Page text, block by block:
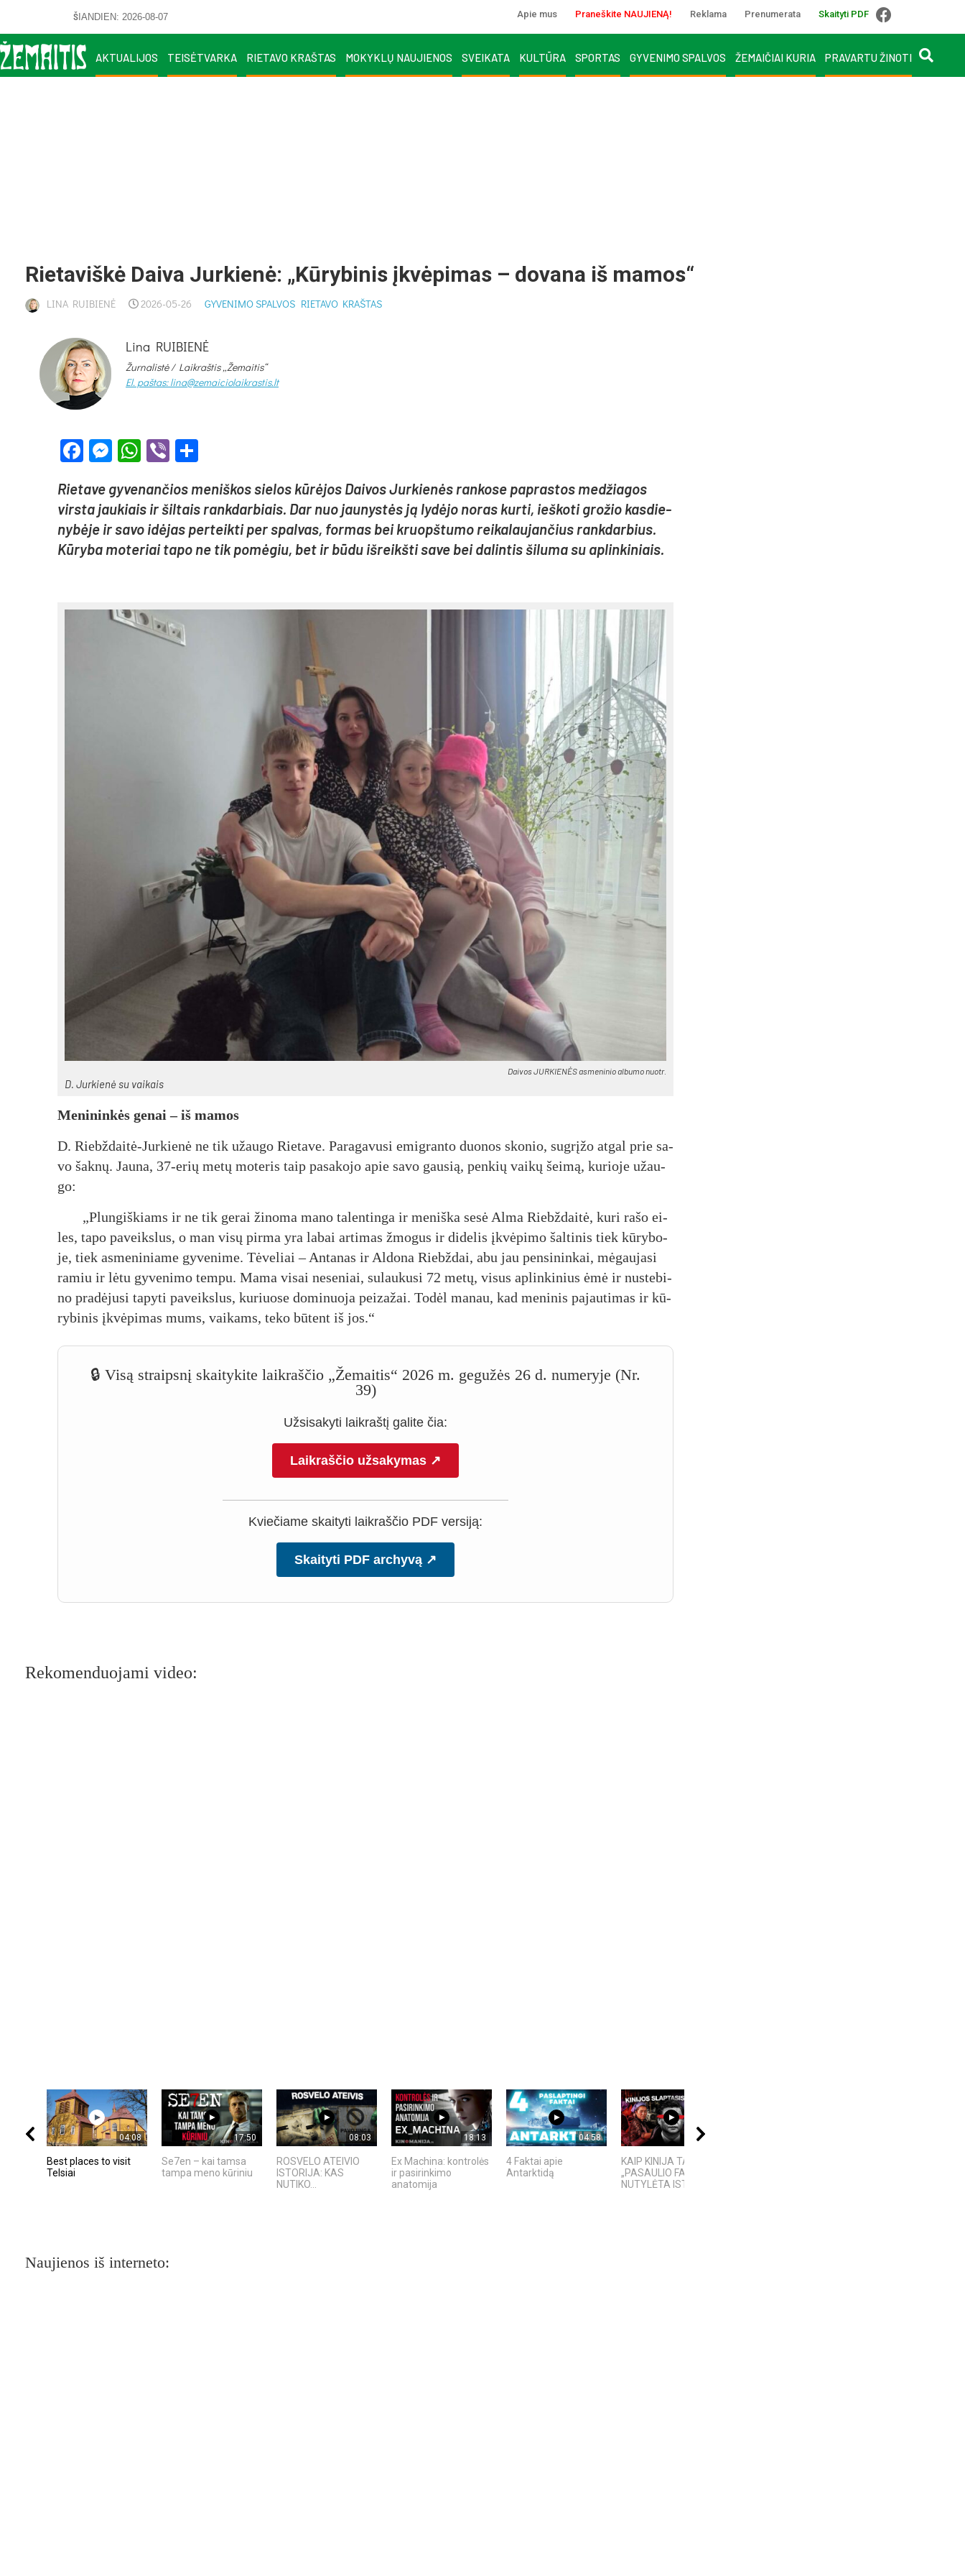
ŠIANDIEN: 2026-08-07 Apie mus Praneškite NAUJIENĄ! Reklama Prenumerata Skaityti PDF
AKTUALIJOS TEISĖTVARKA RIETAVO KRAŠTAS MOKYKLŲ NAUJIENOS SVEIKATA KULTŪRA SPORTAS GYVENIMO SPALVOS ŽEMAIČIAI KURIA PRAVARTU ŽINOTI
Rie­ta­viš­kė Dai­va Jur­kie­nė: „Kū­ry­bi­nis įkvė­pi­mas – do­va­na iš ma­mos“
LINA RUIBIENĖ 2026-05-26 GYVENIMO SPALVOS RIETAVO KRAŠTAS
Lina RUIBIENĖ
Žurnalistė / Laikraštis „Žemaitis“
El. paštas: lina@zemaiciolaikrastis.lt
Facebook
Messenger
WhatsApp
Viber
Rie­ta­ve gy­ve­nan­čios me­niš­kos sie­los kū­rė­jos Dai­vos Jur­kie­nės ran­ko­se pa­pras­tos me­džia­gos
virs­ta jau­kiais ir šil­tais rank­dar­biais. Dar nuo jau­nys­tės ją ly­dė­jo no­ras kur­ti, ieš­ko­ti gro­žio kas­die­
ny­bė­je ir sa­vo idė­jas per­teik­ti per spal­vas, for­mas bei kruopš­tu­mo rei­ka­lau­jan­čius rank­dar­bius.
Kū­ry­ba mo­te­riai ta­po ne tik po­mė­giu, bet ir bū­du iš­reikš­ti sa­ve bei da­lin­tis ši­lu­ma su ap­lin­ki­niais.
Dai­vos JUR­KIE­NĖS as­me­ni­nio al­bu­mo nuo­tr.
D. Jur­kie­nė su vai­kais
Me­ni­nin­kės ge­nai – iš ma­mos
D. Riebž­dai­tė-Jur­kie­nė ne tik užau­go Rie­ta­ve. Pa­ra­ga­vu­si emig­ran­to duo­nos sko­nio, su­grį­žo at­gal prie sa­
vo šak­nų. Jau­na, 37-erių me­tų mo­te­ris taip pa­sa­ko­jo apie sa­vo gau­sią, pen­kių vai­kų šei­mą, ku­rio­je užau­
go:
„Plun­giš­kiams ir ne tik ge­rai ži­no­ma ma­no ta­len­tin­ga ir me­niš­ka se­sė Al­ma Riebž­dai­tė, ku­ri ra­šo ei­
les, ta­po pa­veiks­lus, o man vi­sų pir­ma yra la­bai ar­ti­mas žmo­gus ir di­de­lis įkvė­pi­mo šal­ti­nis tiek kū­ry­bo­
je, tiek as­me­ni­nia­me gy­ve­ni­me. Tė­ve­liai – An­ta­nas ir Al­do­na Riebž­dai, abu jau pen­si­nin­kai, mė­gau­ja­si
ra­miu ir lė­tu gy­ve­ni­mo tem­pu. Ma­ma vi­sai ne­se­niai, su­lau­ku­si 72 me­tų, vi­sus ap­lin­ki­nius ėmė ir nu­ste­bi­
no pra­dė­ju­si ta­py­ti pa­veiks­lus, ku­riuo­se do­mi­nuo­ja pei­za­žai. To­dėl ma­nau, kad me­ni­nis pa­jau­ti­mas ir kū­
ry­bi­nis įkvė­pi­mas mums, vai­kams, te­ko bū­tent iš jos.“
🔒 Visą straipsnį skaitykite laikraščio „Žemaitis“ 2026 m. gegužės 26 d. numeryje (Nr.
39)
Užsisakyti laikraštį galite čia:
Laikraščio užsakymas ↗
Kviečiame skaityti laikraščio PDF versiją:
Skaityti PDF archyvą ↗
Rekomenduojami video:
04:08
Best places to visit
Telsiai
17:50
Se7en – kai tamsa
tampa meno kūriniu
08:03
ROSVELO ATEIVIO
ISTORIJA: KAS
NUTIKO...
18:13
Ex Machina: kontrolės
ir pasirinkimo
anatomija
04:58
4 Faktai apie
Antarktidą
06:20
KAIP KINIJA TAPO
„PASAULIO FABRIKU“:
NUTYLĖTA ISTORIJA
Naujienos iš interneto: